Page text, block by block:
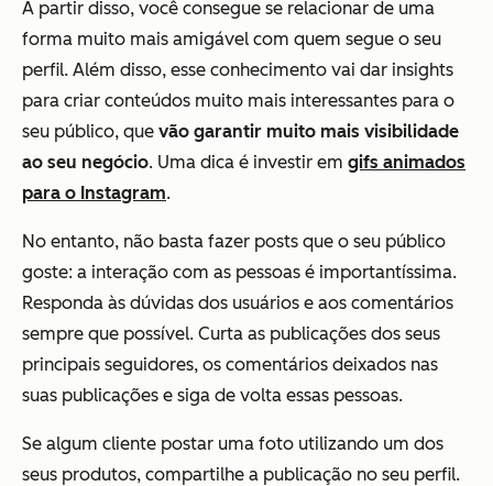
A partir disso, você consegue se relacionar de uma
forma muito mais amigável com quem segue o seu
perfil. Além disso, esse conhecimento vai dar insights
para criar conteúdos muito mais interessantes para o
seu público, que vão garantir muito mais visibilidade
ao seu negócio. Uma dica é investir em gifs animados
para o Instagram.
No entanto, não basta fazer posts que o seu público
goste: a interação com as pessoas é importantíssima.
Responda às dúvidas dos usuários e aos comentários
sempre que possível. Curta as publicações dos seus
principais seguidores, os comentários deixados nas
suas publicações e siga de volta essas pessoas.
Se algum cliente postar uma foto utilizando um dos
seus produtos, compartilhe a publicação no seu perfil.